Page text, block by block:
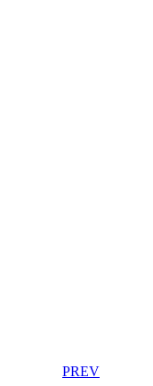
PREV